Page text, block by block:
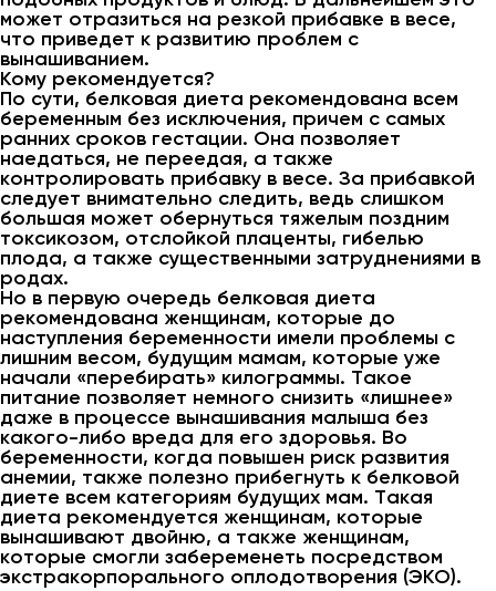
может отразиться на резкой прибавке в весе,
что приведет к развитию проблем с
вынашиванием.
Кому рекомендуется?
По сути, белковая диета рекомендована всем
беременным без исключения, причем с самых
ранних сроков гестации. Она позволяет
наедаться, не переедая, а также
контролировать прибавку в весе. За прибавкой
следует внимательно следить, ведь слишком
большая может обернуться тяжелым поздним
токсикозом, отслойкой плаценты, гибелью
плода, а также существенными затруднениями в
родах.
Но в первую очередь белковая диета
рекомендована женщинам, которые до
наступления беременности имели проблемы с
лишним весом, будущим мамам, которые уже
начали «перебирать» килограммы. Такое
питание позволяет немного снизить «лишнее»
даже в процессе вынашивания малыша без
какого-либо вреда для его здоровья. Во
беременности, когда повышен риск развития
анемии, также полезно прибегнуть к белковой
диете всем категориям будущих мам. Такая
диета рекомендуется женщинам, которые
вынашивают двойню, а также женщинам,
которые смогли забеременеть посредством
экстракорпорального оплодотворения (ЭКО).